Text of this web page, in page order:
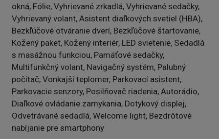
okná, Fólie, Vyhrievané zrkadlá, Vyhrievané sedačky,
Vyhrievaný volant, Asistent diaľkových svetiel (HBA),
Bezkľúčové otváranie dverí, Bezkľúčové štartovanie,
Kožený paket, Kožený interiér, LED svietenie, Sedadlá
s masážnou funkciou, Pamäťové sedačky,
Multifunkčný volant, Navigačný systém, Palubný
počítač, Vonkajší teplomer, Parkovací asistent,
Parkovacie senzory, Posilňovač riadenia, Autorádio,
Diaľkové ovládanie zamykania, Dotykový displej,
Odvetrávané sedadlá, Welcome light, Bezdrôtové
nabíjanie pre smartphony